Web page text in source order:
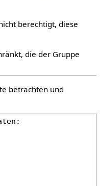
berechtigt, diese
die der Gruppe
betrachten und